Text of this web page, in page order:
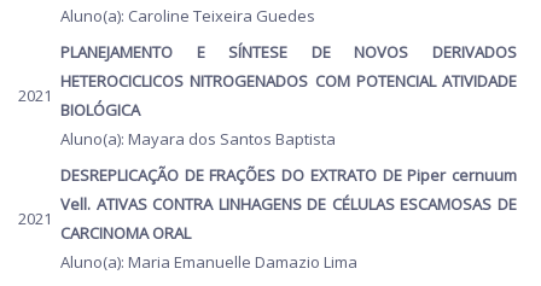
Aluno(a): Caroline Teixeira Guedes
2021
PLANEJAMENTO E SÍNTESE DE NOVOS DERIVADOS
HETEROCICLICOS NITROGENADOS COM POTENCIAL ATIVIDADE
BIOLÓGICA
Aluno(a): Mayara dos Santos Baptista
2021
DESREPLICAÇÃO DE FRAÇÕES DO EXTRATO DE Piper cernuum
Vell. ATIVAS CONTRA LINHAGENS DE CÉLULAS ESCAMOSAS DE
CARCINOMA ORAL
Aluno(a): Maria Emanuelle Damazio Lima